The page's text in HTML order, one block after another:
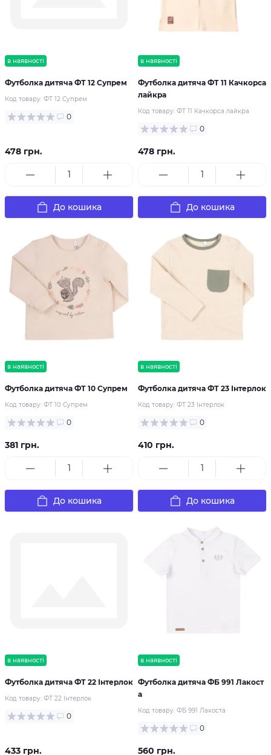
в наявності
Футболка дитяча ФТ 12 Супрем
Код товару: ФТ 12 Супрем
0
478 грн.
До кошика
в наявності
Футболка дитяча ФТ 11 Качкорса
лайкра
Код товару: ФТ 11 Качкорса лайкра
0
478 грн.
До кошика
в наявності
Футболка дитяча ФТ 10 Супрем
Код товару: ФТ 10 Супрем
0
381 грн.
До кошика
в наявності
Футболка дитяча ФТ 23 Інтерлок
Код товару: ФТ 23 Інтерлок
0
410 грн.
До кошика
в наявності
Футболка дитяча ФТ 22 Інтерлок
Код товару: ФТ 22 Інтерлок
0
433 грн.
в наявності
Футболка дитяча ФБ 991 Лакост
а
Код товару: ФБ 991 Лакоста
0
560 грн.